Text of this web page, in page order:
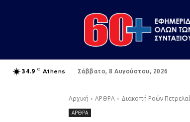
34.9 C Athens Σάββατο, 8 Αυγούστου, 2026
Αρχική ΑΡΘΡΑ Διακοπή Ροών
ΑΡΘΡΑ